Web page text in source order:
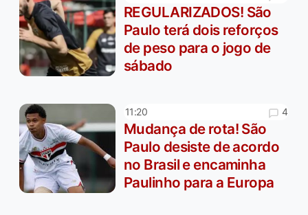
REGULARIZADOS! São
Paulo terá dois reforços
de peso para o jogo de
sábado
11:20 4
Mudança de rota! São
Paulo desiste de acordo
no Brasil e encaminha
Paulinho para a Europa